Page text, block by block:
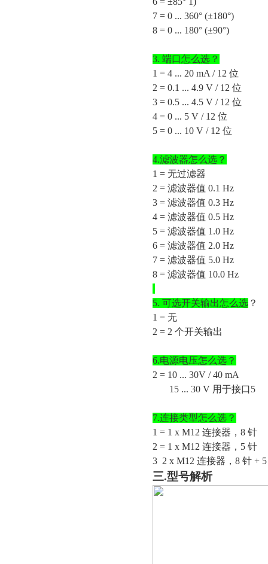
7 = 0 ... 360° (±180°)
8 = 0 ... 180° (±90°)
3. 端口怎么选？
1 = 4 ... 20 mA / 12 位
2 = 0.1 ... 4.9 V / 12 位
3 = 0.5 ... 4.5 V / 12 位
4 = 0 ... 5 V / 12 位
5 = 0 ... 10 V / 12 位
4.滤波器怎么选？
1 = 无过滤器
2 = 滤波器值 0.1 Hz
3 = 滤波器值 0.3 Hz
4 = 滤波器值 0.5 Hz
5 = 滤波器值 1.0 Hz
6 = 滤波器值 2.0 Hz
7 = 滤波器值 5.0 Hz
8 = 滤波器值 10.0 Hz
5. 可选开关输出怎么选 ？
1 = 无
2 = 2 个开关输出
6.电源电压怎么选？
2 = 10 ... 30V / 40 mA
15 ... 30 V 用于接口5
7.连接类型怎么选？
1 = 1 x M12 连接器，8 针
2 = 1 x M12 连接器，5 针
3 2 x M12 连接器，8 针 +
三.型号解析